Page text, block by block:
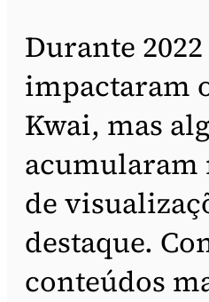
Durante
impactaram
Kwai, mas
de
destaque.
conteúdos